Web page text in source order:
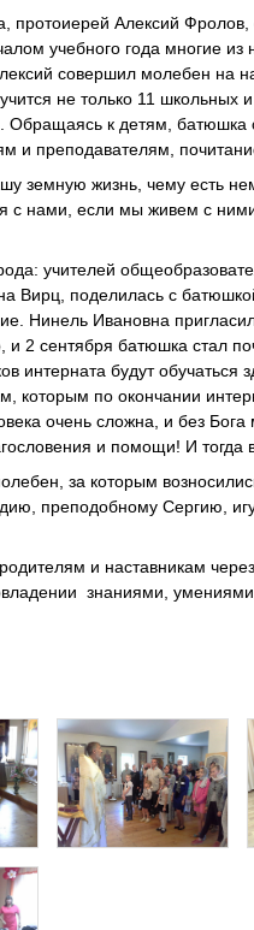
протоиерей Алексий
учебного года многие
совершил молебен на
не только 11 школьных
Обращаясь к детям, батюшка
и преподавателям,
земную жизнь, чему есть
с нами, если мы живем с
учителей
Вирц, поделилась с
Нинель Ивановна
сентября батюшка стал
интерната будут
которым по окончании
очень сложна, и без
и помощи! И тогда
за которым
преподобному Сергию,
и наставникам
знаниями,